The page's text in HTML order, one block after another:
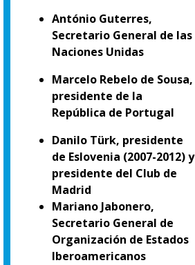
António Guterres,
Secretario General de las
Naciones Unidas
Marcelo Rebelo de Sousa,
presidente de la
República de Portugal
Danilo Türk, presidente
de Eslovenia (2007-2012) y
presidente del Club de
Madrid
Mariano Jabonero,
Secretario General de
Organización de Estados
Iberoamericanos